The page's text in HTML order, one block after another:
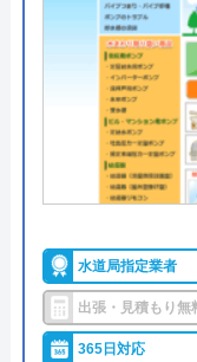
3
迅速に対応
タッフもと
ありがとう
水の生活救
拠点数2270店舗
で対応をしてい
い合わせ受付を
水トラブルの不
調整作業のみで
わせから見積も
ずは電話相談をし
水道局指定業者
出張・見積もり無
365日対応